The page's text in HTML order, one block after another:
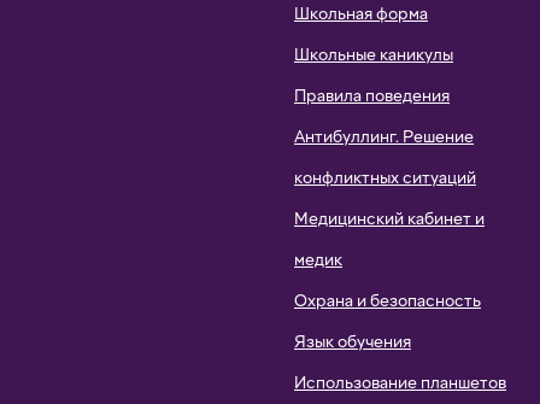
Школьная форма
Школьные каникулы
Правила поведения
Антибуллинг. Решение
конфликтных ситуаций
Медицинский кабинет и
медик
Охрана и безопасность
Язык обучения
Использование планшетов